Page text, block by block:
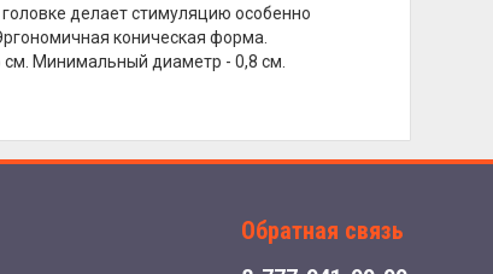
делает стимуляцию особенно
коническая форма.
Минимальный диаметр - 0,8 см.
Обратная связь